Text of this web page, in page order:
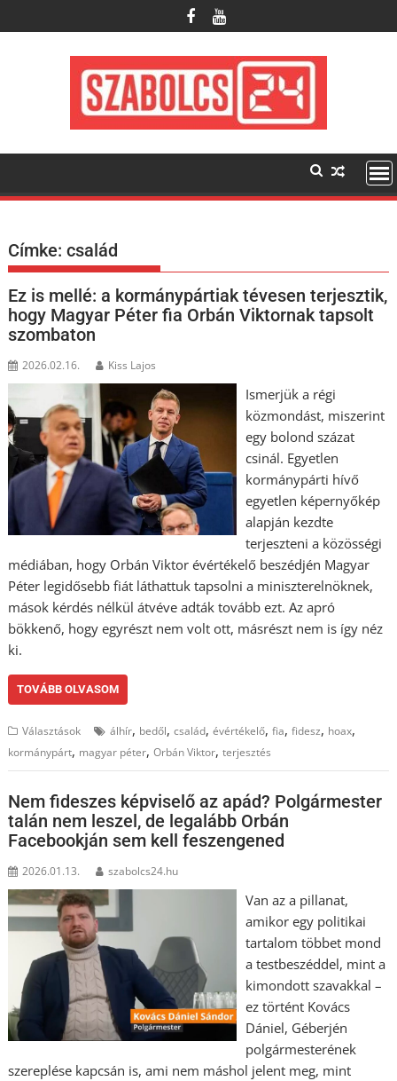
to
Címke:család
Ez is mellé: a kormánypártiak tévesen terjesztik,
hogy Magyar Péter fia Orbán Viktornak tapsolt
szombaton
2026.02.16. Kiss Lajos
Ismerjük a régi
közmondást, miszerint
egy bolond százat
csinál. Egyetlen
kormánypárti hívő
egyetlen képernyőkép
alapján kezdte
terjeszteni a közösségi
médiában, hogy Orbán Viktor évértékelő beszédjén Magyar
Péter legidősebb fiát láthattuk tapsolni a miniszterelnöknek,
mások kérdés nélkül átvéve adták tovább ezt. Az apró
bökkenő, hogy egyrészt nem volt ott, másrészt nem is így néz
ki.
TOVÁBB OLVASOM
Választások álhír, bedől,család,évértékelő,fia,fidesz, hoax,
kormánypárt, magyar péter,Orbán Viktor,terjesztés
Nem fideszes képviselő az apád? Polgármester
talán nem leszel, de legalább Orbán
Facebookján sem kell feszengened
2026.01.13. szabolcs24.hu
Van az a pillanat,
amikor egy politikai
tartalom többet mond
a testbeszéddel, mint a
kimondott szavakkal –
ez történt Kovács
Dániel, Géberjén
polgármesterének
szereplése kapcsán is, ami nem máshol jelent meg, mint